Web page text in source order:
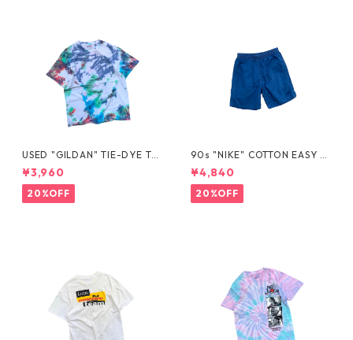
USED "GILDAN" TIE-DYE TE
E
¥3,960
20%OFF
90s "NIKE" COTTON EASY S
HORTS
¥4,840
20%OFF